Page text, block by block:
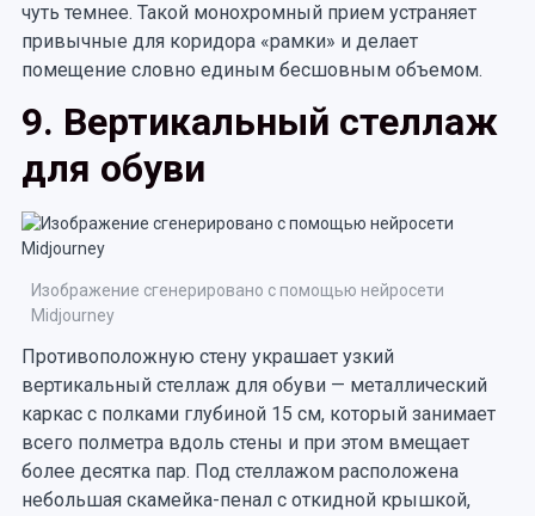
чуть темнее. Такой монохромный прием устраняет
привычные для коридора «рамки» и делает
помещение словно единым бесшовным объемом.
9. Вертикальный стеллаж
для обуви
Изображение сгенерировано с помощью нейросети
Midjourney
Противоположную стену украшает узкий
вертикальный стеллаж для обуви — металлический
каркас с полками глубиной 15 см, который занимает
всего полметра вдоль стены и при этом вмещает
более десятка пар. Под стеллажом расположена
небольшая скамейка-пенал с откидной крышкой,